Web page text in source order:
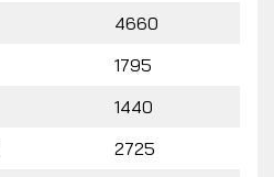
4660
1795
1440
2725